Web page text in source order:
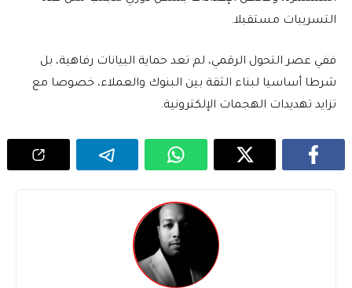
التسريبات مستقبلا.
ففي عصر التحول الرقمي، لم تعد حماية البيانات رفاهية، بل
شرطا أساسيا لبناء الثقة بين البنوك والعملاء، خصوصا مع
تزايد تهديدات الهجمات الإلكترونية.